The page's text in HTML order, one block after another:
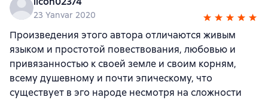
23 Yanvar 2020
Произведения этого автора отличаются живым
языком и простотой повествования, любовью и
привязанностью к своей земле и своим корням,
всему душевному и почти эпическому, что
существует в эго народе несмотря на сложности